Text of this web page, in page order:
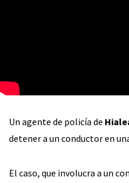
Un agente de policía de
detener a un conductor en
El caso, que involucra a un